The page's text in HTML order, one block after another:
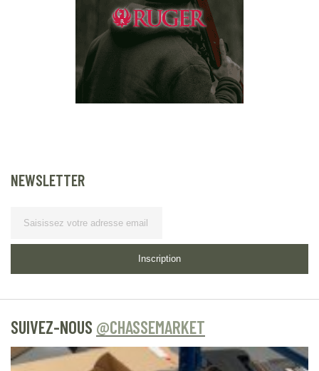
NEWSLETTER
Inscription
SUIVEZ-NOUS @CHASSEMARKET